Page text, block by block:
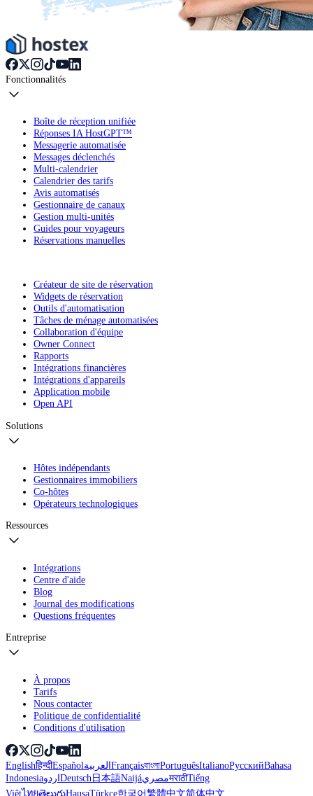
Fonctionnalités
Boîte de réception unifiée
Réponses IA HostGPT™
Messagerie automatisée
Messages déclenchés
Multi-calendrier
Calendrier des tarifs
Avis automatisés
Gestionnaire de canaux
Gestion multi-unités
Guides pour voyageurs
Réservations manuelles
Créateur de site de réservation
Widgets de réservation
Outils d'automatisation
Tâches de ménage automatisées
Collaboration d'équipe
Owner Connect
Rapports
Intégrations financières
Intégrations d'appareils
Application mobile
Open API
Solutions
Hôtes indépendants
Gestionnaires immobiliers
Co-hôtes
Opérateurs technologiques
Ressources
Intégrations
Centre d'aide
Blog
Journal des modifications
Questions fréquentes
Entreprise
À propos
Tarifs
Nous contacter
Politique de confidentialité
Conditions d'utilisation
Englishहिन्दीEspañolالعربيةFrançaisবাংলাPortuguêsItalianoРусскийBahasa
IndonesiaاردوDeutsch日本語NaijáمصريमराठीTiếng
ViệtไทยతెలుగుHausaTürkçe한국어繁體中文简体中文